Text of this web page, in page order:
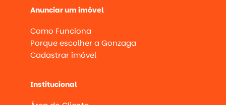
Anunciar um imóvel
Como Funciona
Porque escolher a Gonzaga
Cadastrar imóvel
Institucional